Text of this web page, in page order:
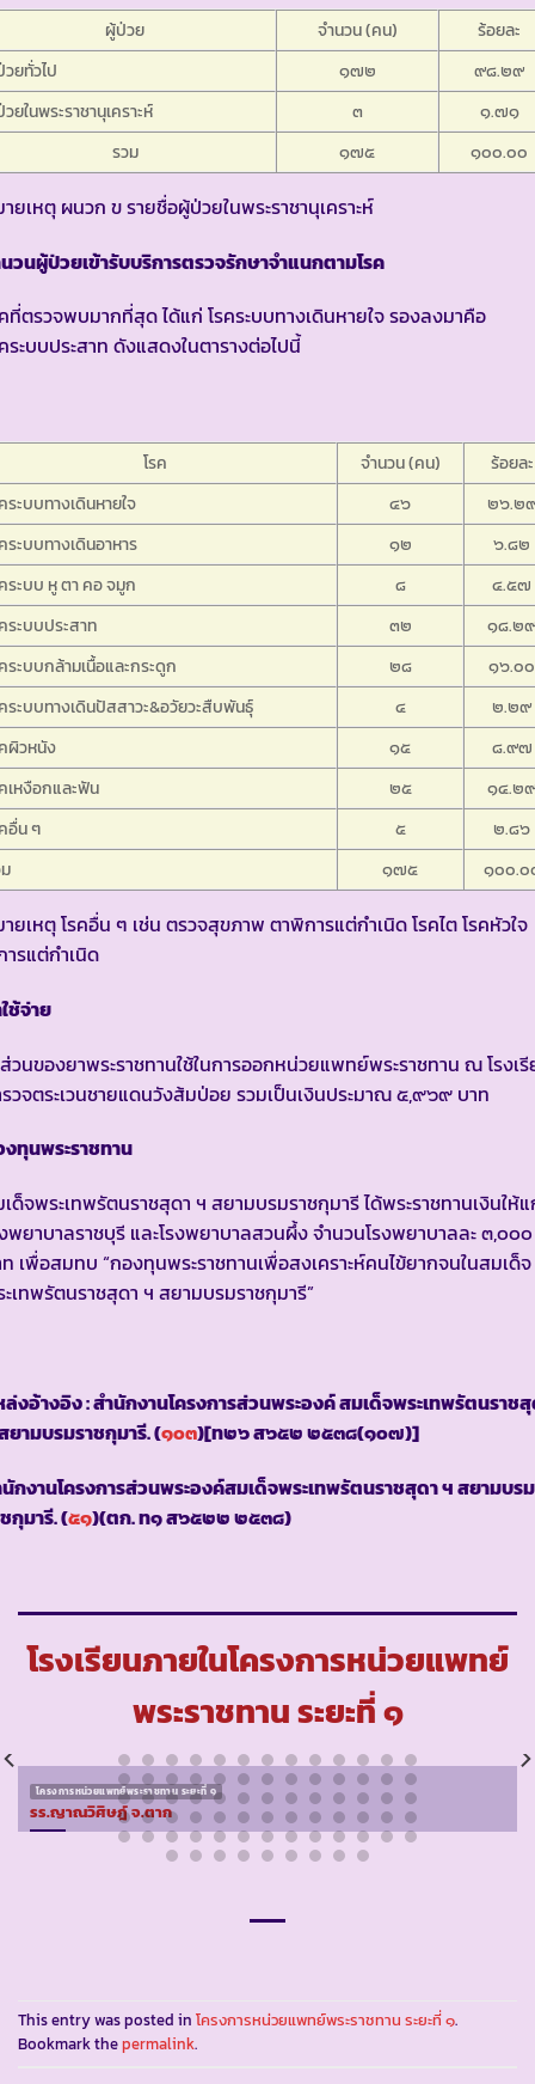
ผู้ป่วย จำนวน (คน)
ร้อยละ
ยทั่วไป
๑๗๒
๙๘.๒๙
ยในพระราชานุเคราะห์
๓
๑.๗๑
รวม
๑๗๕ ๑๐๐.๐๐
ยเหตุ ผนวก ข รายชื่อผู้ป่วยในพระราชานุเคราะห์
วนผู้ป่วยเข้ารับบริการตรวจรักษาจำแนกตามโรค
ที่ตรวจพบมากที่สุด ได้แก่ โรคระบบทางเดินหายใจ รองลงมาคือ
ระบบประสาท ดังแสดงในตารางต่อไปนี้
โรค จำนวน (คน)
ร้อยละ
ระบบทางเดินหายใจ
๔๖
๒๖.๒
ระบบทางเดินอาหาร
๑๒
๖.๘๒
ระบบ หู ตา คอ จมูก
๘
๔.๕๗
ระบบประสาท
๓๒
๑๘.๒
ระบบกล้ามเนื้อและกระดูก
๒๘
๑๖.๐๐
ระบบทางเดินปัสสาวะ&อวัยวะสืบพันธุ์
๔
๒.๒๙
ผิวหนัง
๑๕
๘.๙๗
เหงือกและฟัน
๒๕
๑๔.๒
อื่น ๆ
๕
๒.๘๖
๑๗๕ ๑๐๐.๐
ยเหตุ โรคอื่น ๆ เช่น ตรวจสุขภาพ ตาพิการแต่กำเนิด โรคไต โรคหัวใจ
รแต่กำเนิด
ช้จ่าย
วนของยาพระราชทานใช้ในการออกหน่วยแพทย์พระราชทาน ณ โรงเ
วจตระเวนชายแดนวังส้มป่อย รวมเป็นเงินประมาณ ๕,๙๖๙ บาท
ทุนพระราชทาน
ด็จพระเทพรัตนราชสุดา ฯ สยามบรมราชกุมารี ได้พระราชทานเงินให้
พยาบาลราชบุรี และโรงพยาบาลสวนผึ้ง จำนวนโรงพยาบาลละ ๓,๐๐๐
เพื่อสมทบ “กองทุนพระราชทานเพื่อสงเคราะห์คนไข้ยากจนในสมเด็จ
เทพรัตนราชสุดา ฯ สยามบรมราชกุมารี”
งอ้างอิง : สำนักงานโครงการส่วนพระองค์ สมเด็จพระเทพรัตนราช
ยามบรมราชกุมารี. (๑๐๓)[ท๒๖ ส๖๕๒ ๒๕๓๘(๑๐๗)]
กงานโครงการส่วนพระองค์สมเด็จพระเทพรัตนราชสุดา ฯ สยามบรม
กุมารี. (๕๑)(ตก. ท๑ ส๖๕๒๒ ๒๕๓๘)
โรงเรียนภายในโครงการหน่วยแพทย์
พระราชทาน ระยะที่ ๑
โครงการหน่วยแพทย์พระราชทาน ระยะที่ ๑
รร.ญาณวิศิษฎ์ จ.ตาก
This entry was posted in โครงการหน่วยแพทย์พระราชทาน ระยะที่ ๑.
Bookmark thepermalink.